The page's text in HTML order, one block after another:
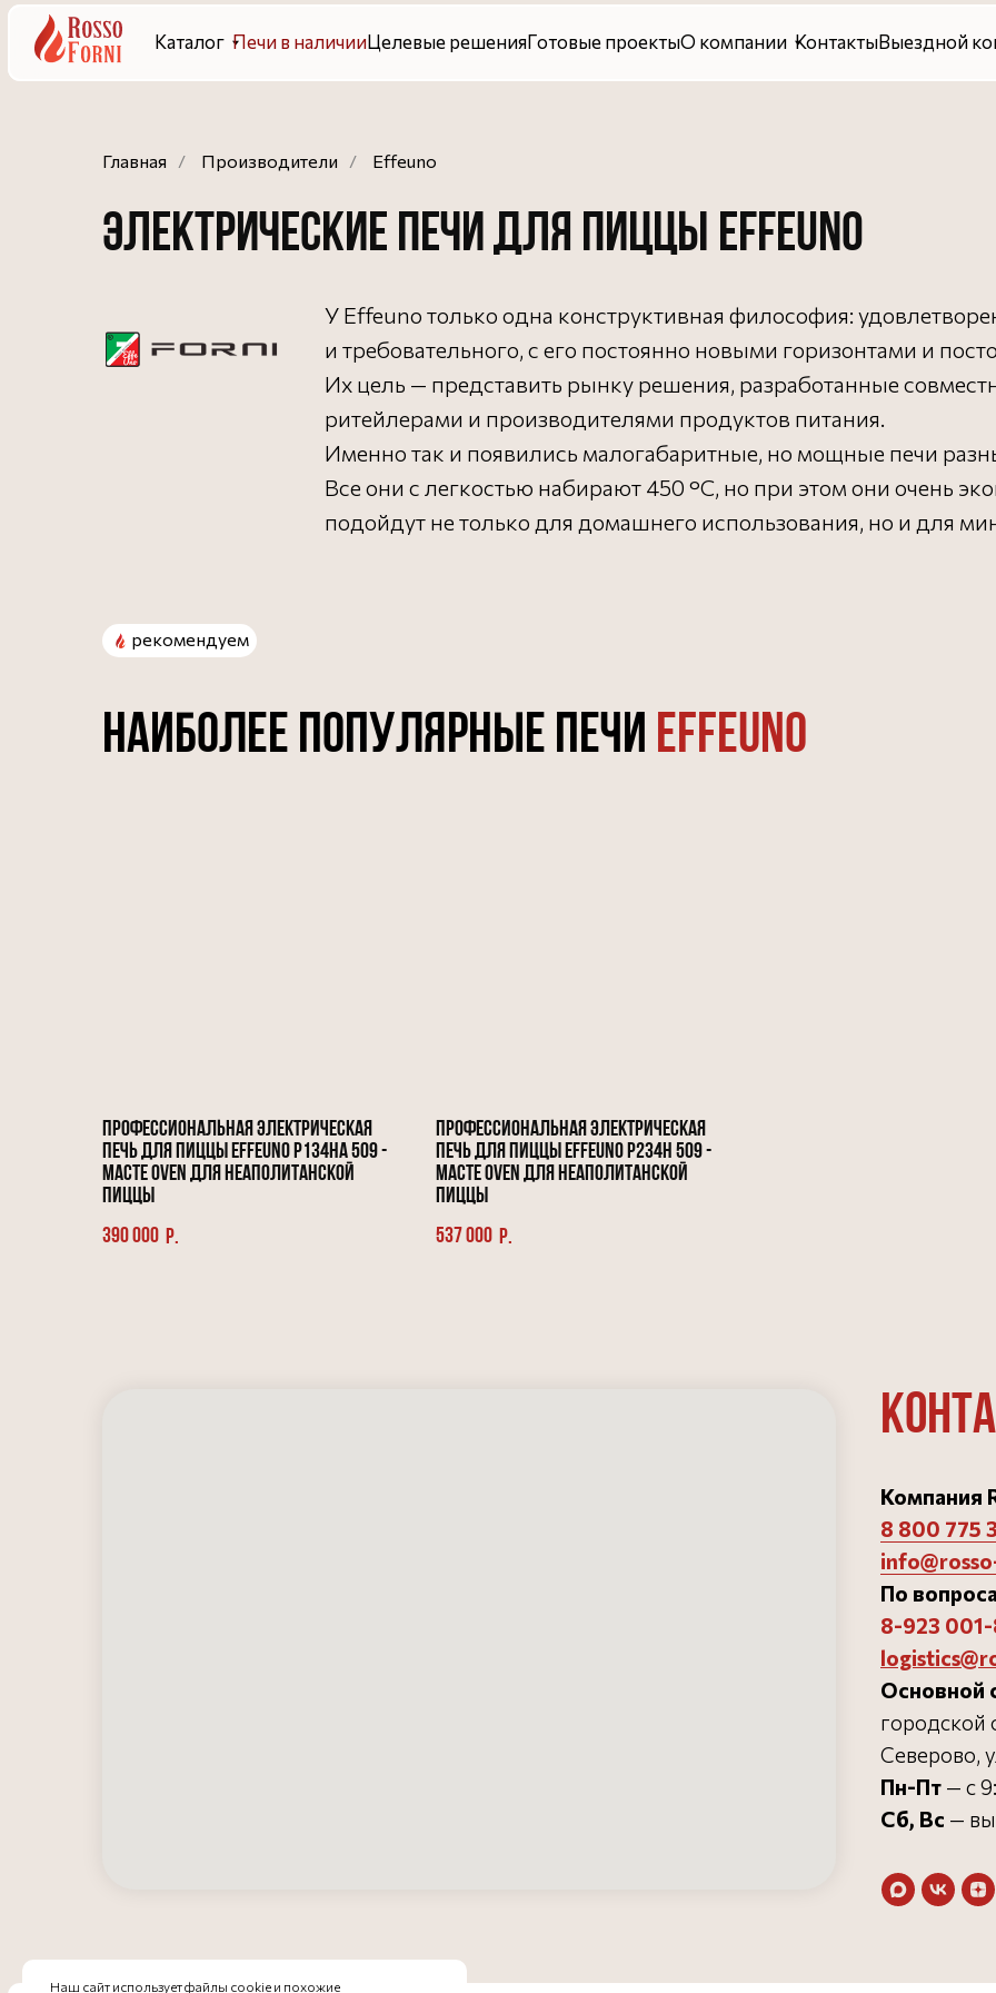
Каталог Печи в наличииЦелевые решенияГотовые проектыО компании КонтактыВыездной консалтинг
Главная / Производители / Effeuno
Электрические печи для пиццы Effeuno
У Effeuno только одна конструктивная философия:
и требовательного, с его постоянно новыми горизонтами и
Их цель — представить рынку решения, разработанные
ритейлерами и производителями продуктов питания.
Именно так и появились малогабаритные, но мощные печи
Все они с легкостью набирают 450 °C, но при этом они очень
подойдут не только для домашнего использования, но и для
НАИБОЛЕЕ ПОПУЛЯРНЫЕ ПЕЧИ EFFEUNO
рекомендуем
Профессиональная электрическая
печь для пиццы Effeuno P134HA 509 -
Macte oven для неаполитанской
пиццы
390 000 р.
Профессиональная электрическая
печь для пиццы Effeuno P234H 509 -
Macte oven для неаполитанской
пиццы
537 000 р.
Компания
8 800 775
По
8-923
Основной
городской
Северово,
Пн-Пт — с
Сб, Вс —
Готовые проекты
Наш сайт использует файлы cookie и похожие